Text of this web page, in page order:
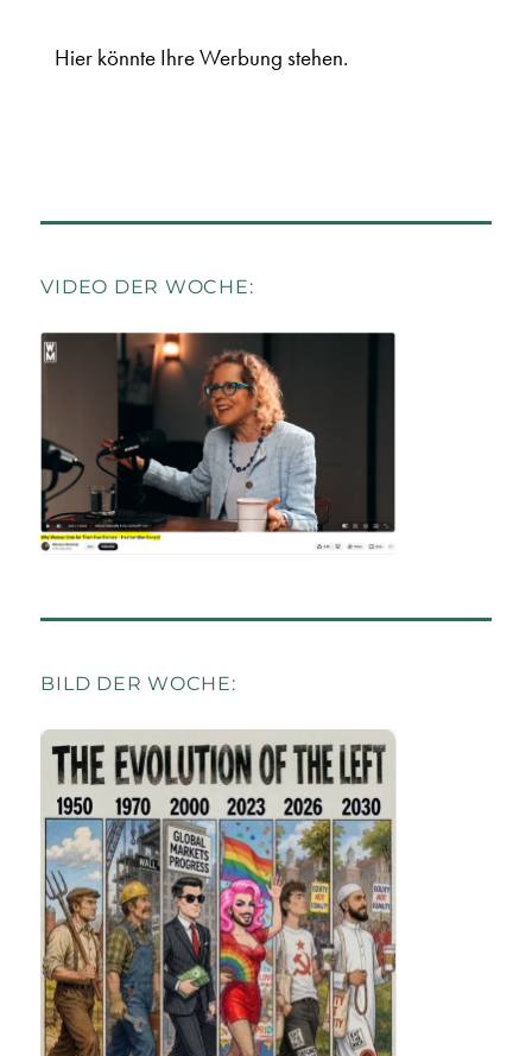
Hier könnte Ihre Werbung stehen.
VIDEO DER WOCHE:
BILD DER WOCHE: